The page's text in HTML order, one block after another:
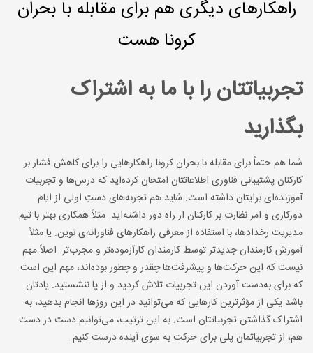
راهکارهای دیگری هم برای مقابله با بحران
کرونا هست
تجربیاتتان را با ما به اشتراک
بگذارید
شما هم حتماً برای مقابله با بحران کرونا راهکارهایی را برای کاهش فشار بر
کارکنان پشتیبانی فناوری اطلاعاتتان امتحان کرده‌اید که درس‌ها و تجربیات
آموزنده‌ای برایتان داشته است. شاید هم تجربه‌های دست‌ِ اولی از ایام
دورکاری و امر نظارت بر کارکنان از راه دور داشته‌اید. مثلاً همکاری بهتر با تیم
مدیریت رخدادها، با استفاده از معرفی راهکارهای فناورانه‌ی نوین. یا مثلاً
آموزش کارمندان جدیدتر توسط کارمندان کارآزموده‌تر و مجرب‌تر. اصلاً مهم
نیست که این حرکت‌ها و پیشرفت‌ها چقدر و چطور بوده‌اند، مهم این است
که برای به‌دست آوردن این تجربیات تلاش کردید و از پا ننشستید. یادتان
باشد یکی از مؤثرترین کارهایی که می‌توانید در این روزها انجام بدهید، به
اشتراک گذاشتن تجربیاتتان است. به این ترتیب، می‌توانیم دست در دست
هم، از تجربیاتمان پلی برای حرکت به سوی آینده درست کنیم.